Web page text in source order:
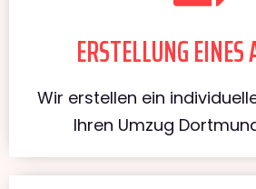
ERSTELLUNG EINES
Wir erstellen ein
Ihren Umzug